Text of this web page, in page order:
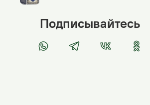
Подписывайтесь